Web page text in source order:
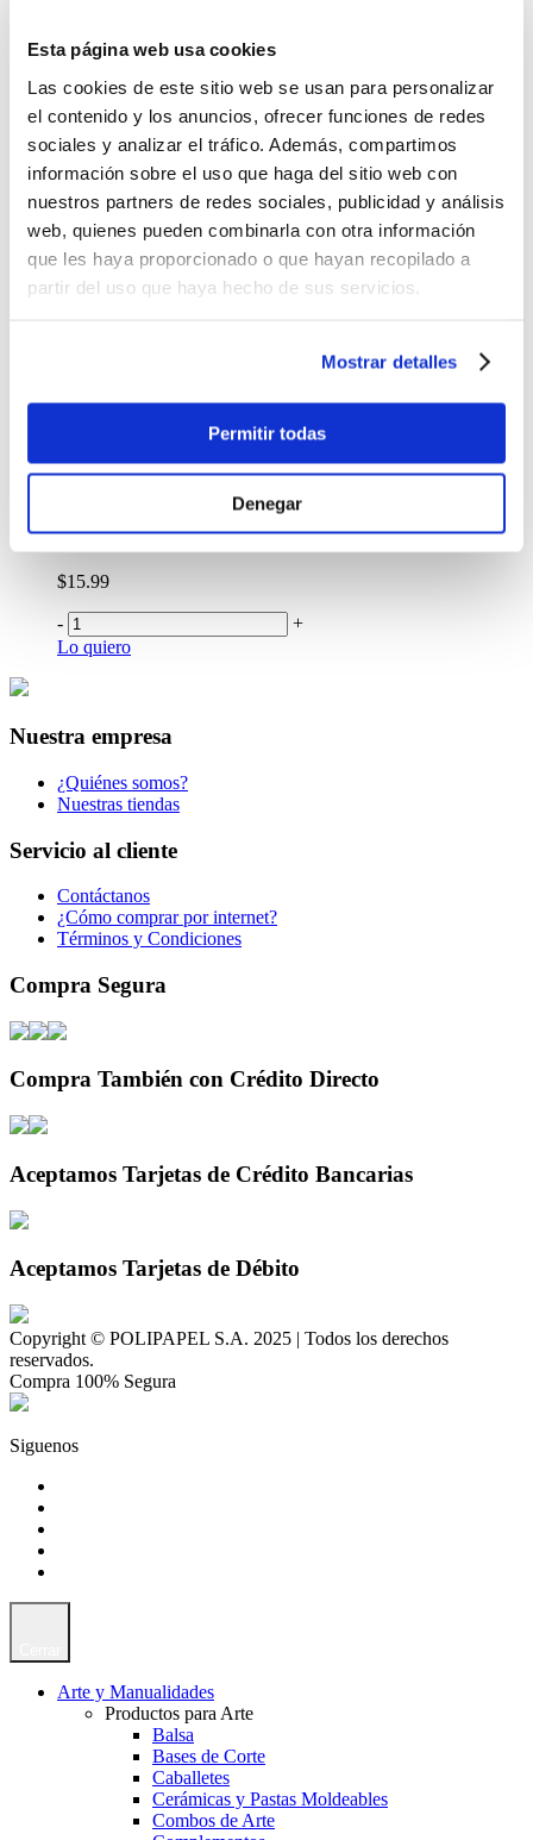
Esta página web usa cookies
Las cookies de este sitio web se usan para personalizar
el contenido y los anuncios, ofrecer funciones de redes
sociales y analizar el tráfico. Además, compartimos
información sobre el uso que haga del sitio web con
nuestros partners de redes sociales, publicidad y análisis
web, quienes pueden combinarla con otra información
que les haya proporcionado o que hayan recopilado a
partir del uso que haya hecho de sus servicios.
Mostrar detalles
Permitir todas
Denegar
-
+
Lo quiero
Landon 2. Ahora Y Siempre -No Lo Olvidarás
$12.99
-
+
Lo quiero
La Reina Y La Favorita -Selección Historias-
+
$15.99
-
+
Lo quiero
Nuestra empresa
¿Quiénes somos?
Nuestras tiendas
Servicio al cliente
Contáctanos
¿Cómo comprar por internet?
Términos y Condiciones
Compra Segura
Compra También con Crédito Directo
Aceptamos Tarjetas de Crédito Bancarias
Aceptamos Tarjetas de Débito
Copyright © POLIPAPEL S.A. 2025 | Todos los derechos
reservados.
Compra 100% Segura
Siguenos
Arte y Manualidades
Productos para Arte
Balsa
Bases de Corte
Caballetes
Cerámicas y Pastas Moldeables
Combos de Arte